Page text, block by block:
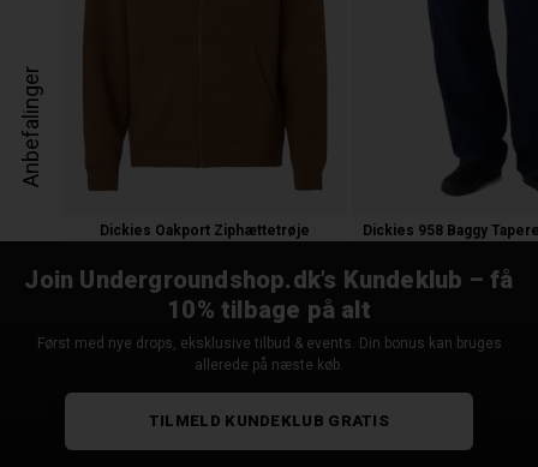
Anbefalinger
Dickies Oakport Ziphættetrøje
Join Undergroundshop.dk’s Kundeklub – få
10% tilbage på alt
Først med nye drops, eksklusive tilbud & events. Din bonus kan bruges
allerede på næste køb.
TILMELD KUNDEKLUB GRATIS